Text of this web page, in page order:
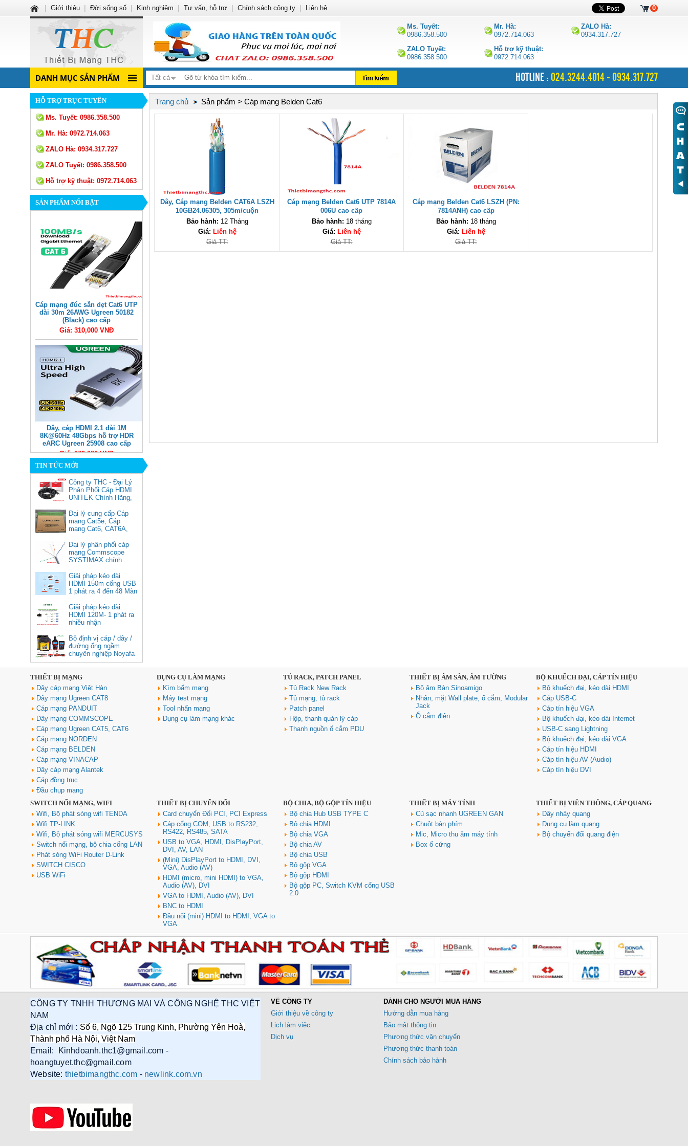
Ms. Tuyết:
0986.358.500
Mr. Hà:
0972.714.063
ZALO Hà:
0934.317.727
ZALO Tuyết:
0986.358.500
Hỗ trợ kỹ thuật:
0972.714.063
DANH MỤC SẢN PHẨM Tất cả HOTLINE : 024.3244.4014 - 0934.317.727
HỖ TRỢ TRỰC TUYẾN
Ms. Tuyết: 0986.358.500
Mr. Hà: 0972.714.063
ZALO Hà: 0934.317.727
ZALO Tuyết: 0986.358.500
Hỗ trợ kỹ thuật: 0972.714.063
SẢN PHẨM NỔI BẬT
Cáp mạng đúc sẵn dẹt Cat6 UTP
dài 30m 26AWG Ugreen 50182
(Black) cao cấp
Giá: 310,000 VNĐ
Dây, cáp HDMI 2.1 dài 1M
8K@60Hz 48Gbps hỗ trợ HDR
eARC Ugreen 25908 cao cấp
Giá: 170,000 VNĐ
Cáp chuyển USB Type-C sang
Displayport 1.4 độ phân giải
cao cấp
Giá: 350,000 VNĐ
Cáp âm thanh 2x1.5 chống
nhiễu chống cháy ALANTEK
301-FRS015-E01P-3SG5 cao cấp
Giá: Liên hệ
Hub USB Type C Groovy Robot
Uno 6 in 1 ra USB-C, USB-A 3.2,
HDMI 4K@60Hz, Sạc PD 100W
Ugreen 35998
Giá: 650,000 VNĐ
Hub USB Type-C 6 in 1 HDMI
4K@60Hz, Hub USB 3.0, Lan,
PD 100W Ugreen 45000 cao cấp
Giá: 650,000 VNĐ
Cáp điều khiển 2 đôi 22AWG
(Belden Control 22AWG 2pair
cable 305m cuộn) - (8723) cao
TIN TỨC MỚI
Công ty THC - Đại Lý
Phân Phối Cáp HDMI
UNITEK Chính Hãng,
Đại lý cung cấp Cáp
mạng Cat5e, Cáp
mạng Cat6, CAT6A,
Commscope
Đại lý phân phối cáp
mạng Commscope
SYSTIMAX chính
Giải pháp kéo dài
HDMI 150m cổng USB
1 phát ra 4 đến 48 Màn
Giải pháp kéo dài
HDMI 120M- 1 phát ra
nhiều nhận
Bộ định vị cáp / dây /
đường ống ngầm
chuyên nghiệp Noyafa
NF-826
Trang chủ Sản phẩm > Cáp mạng Belden Cat6
Dây, Cáp mạng Belden CAT6A LSZH
10GB24.06305, 305m/cuộn
Bảo hành: 12 Tháng
Giá: Liên hệ
Giá TT:
Cáp mạng Belden Cat6 UTP 7814A
006U cao cấp
Bảo hành: 18 tháng
Giá: Liên hệ
Giá TT:
Cáp mạng Belden Cat6 LSZH (PN:
7814ANH) cao cấp
Bảo hành: 18 tháng
Giá: Liên hệ
Giá TT:
THIẾT BỊ MẠNG
Dây cáp mạng Việt Hàn
Dây mạng Ugreen CAT8
Cáp mạng PANDUIT
Dây mạng COMMSCOPE
Cáp mạng Ugreen CAT5, CAT6
Cáp mạng NORDEN
Cáp mạng BELDEN
Cáp mạng VINACAP
Dây cáp mạng Alantek
Cáp đồng trục
Đầu chụp mạng
DỤNG CỤ LÀM MẠNG
Kìm bấm mạng
Máy test mạng
Tool nhấn mạng
Dụng cụ làm mạng khác
TỦ RACK, PATCH PANEL
Tủ Rack New Rack
Tủ mạng, tủ rack
Patch panel
Hộp, thanh quản lý cáp
Thanh nguồn ổ cắm PDU
THIẾT BỊ ÂM SÀN, ÂM TƯỜNG
Bộ âm Bàn Sinoamigo
Nhân, mặt Wall plate, ổ cắm, Modular
Jack
Ổ cắm điện
BỘ KHUẾCH ĐẠI, CÁP TÍN HIỆU
Bộ khuếch đại, kéo dài HDMI
Cáp USB-C
Cáp tín hiệu VGA
Bộ khuếch đại, kéo dài Internet
USB-C sang Lightning
Bộ khuếch đại, kéo dài VGA
Cáp tín hiệu HDMI
Cáp tín hiệu AV (Audio)
Cáp tín hiệu DVI
SWITCH NỐI MẠNG, WIFI
Wifi, Bộ phát sóng wifi TENDA
Wifi TP-LINK
Wifi, Bộ phát sóng wifi MERCUSYS
Switch nối mạng, bộ chia cổng LAN
Phát sóng WiFi Router D-Link
SWITCH CISCO
USB WiFi
THIẾT BỊ CHUYỂN ĐỔI
Card chuyển Đổi PCI, PCI Express
Cáp cổng COM, USB to RS232,
RS422, RS485, SATA
USB to VGA, HDMI, DisPlayPort,
DVI, AV, LAN
(Mini) DisPlayPort to HDMI, DVI,
VGA, Audio (AV)
HDMI (micro, mini HDMI) to VGA,
Audio (AV), DVI
VGA to HDMI, Audio (AV), DVI
BNC to HDMI
Đầu nối (mini) HDMI to HDMI, VGA to
VGA
BỘ CHIA, BỘ GỘP TÍN HIỆU
Bộ chia Hub USB TYPE C
Bộ chia HDMI
Bộ chia VGA
Bộ chia AV
Bộ chia USB
Bộ gộp VGA
Bộ gộp HDMI
Bộ gộp PC, Switch KVM cổng USB
2.0
THIẾT BỊ MÁY TÍNH
Củ sạc nhanh UGREEN GAN
Chuột bàn phím
Mic, Micro thu âm máy tính
Box ổ cứng
THIẾT BỊ VIỄN THÔNG, CÁP QUANG
Dây nhảy quang
Dụng cụ làm quang
Bộ chuyển đổi quang điện
CÔNG TY TNHH THƯƠNG MẠI VÀ CÔNG NGHỆ THC VIỆT
NAM
Địa chỉ mới : Số 6, Ngõ 125 Trung Kinh, Phường Yên Hoà,
Thành phố Hà Nội, Việt Nam
Email: Kinhdoanh.thc1@gmail.com -
hoangtuyet.thc@gmail.com
Website: thietbimangthc.com - newlink.com.vn
VỀ CÔNG TY
Giới thiệu về công ty
Lịch làm việc
Dịch vụ
DÀNH CHO NGƯỜI MUA HÀNG
Hướng dẫn mua hàng
Bảo mật thông tin
Phương thức vận chuyển
Phương thức thanh toán
Chính sách bảo hành
0
Giới thiệu Đời sống số Kinh nghiệm Tư vấn, hỗ trợ Chính sách công ty Liên hệ